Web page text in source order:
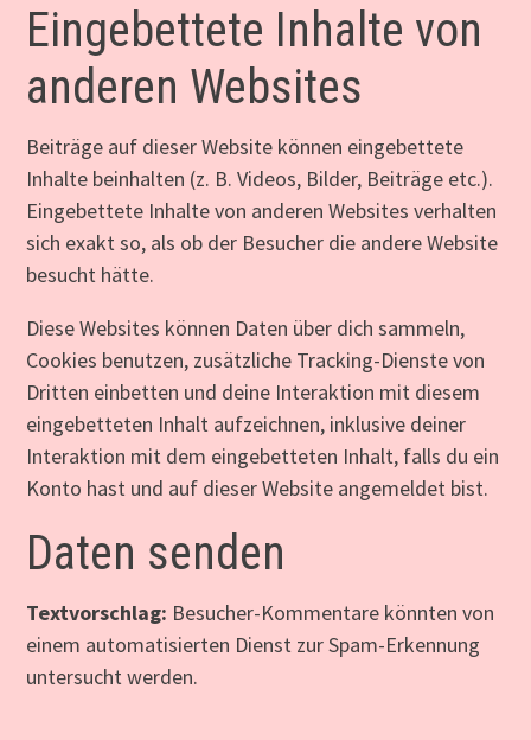
Eingebettete Inhalte von
anderen Websites
Beiträge auf dieser Website können eingebettete
Inhalte beinhalten (z. B. Videos, Bilder, Beiträge etc.).
Eingebettete Inhalte von anderen Websites verhalten
sich exakt so, als ob der Besucher die andere Website
besucht hätte.
Diese Websites können Daten über dich sammeln,
Cookies benutzen, zusätzliche Tracking-Dienste von
Dritten einbetten und deine Interaktion mit diesem
eingebetteten Inhalt aufzeichnen, inklusive deiner
Interaktion mit dem eingebetteten Inhalt, falls du ein
Konto hast und auf dieser Website angemeldet bist.
Daten senden
Textvorschlag: Besucher-Kommentare könnten von
einem automatisierten Dienst zur Spam-Erkennung
untersucht werden.